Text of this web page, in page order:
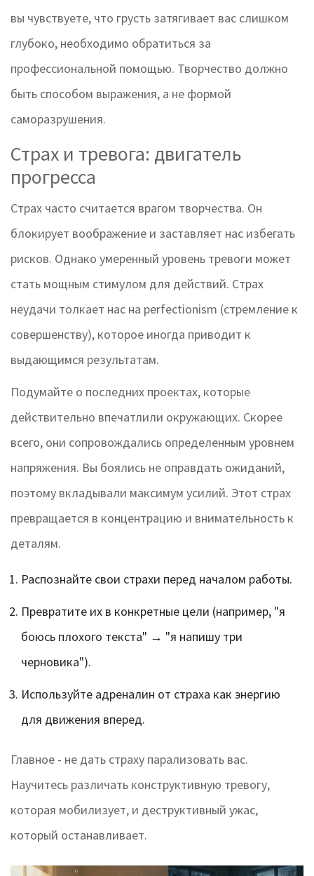
вы чувствуете, что грусть затягивает вас слишком
глубоко, необходимо обратиться за
профессиональной помощью. Творчество должно
быть способом выражения, а не формой
саморазрушения.
Страх и тревога: двигатель
прогресса
Страх часто считается врагом творчества. Он
блокирует воображение и заставляет нас избегать
рисков. Однако умеренный уровень тревоги может
стать мощным стимулом для действий. Страх
неудачи толкает нас на perfectionism (стремление к
совершенству), которое иногда приводит к
выдающимся результатам.
Подумайте о последних проектах, которые
действительно впечатлили окружающих. Скорее
всего, они сопровождались определенным уровнем
напряжения. Вы боялись не оправдать ожиданий,
поэтому вкладывали максимум усилий. Этот страх
превращается в концентрацию и внимательность к
деталям.
Распознайте свои страхи перед началом работы.
Превратите их в конкретные цели (например, "я
боюсь плохого текста" → "я напишу три
черновика").
Используйте адреналин от страха как энергию
для движения вперед.
Главное - не дать страху парализовать вас.
Научитесь различать конструктивную тревогу,
которая мобилизует, и деструктивный ужас,
который останавливает.